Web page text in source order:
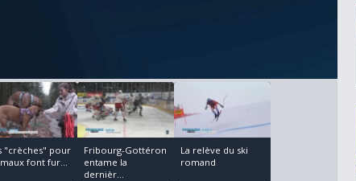
"crèches" pour
font fur...
Fribourg-Gottéron
entame la
dernièr...
La relève du ski
romand